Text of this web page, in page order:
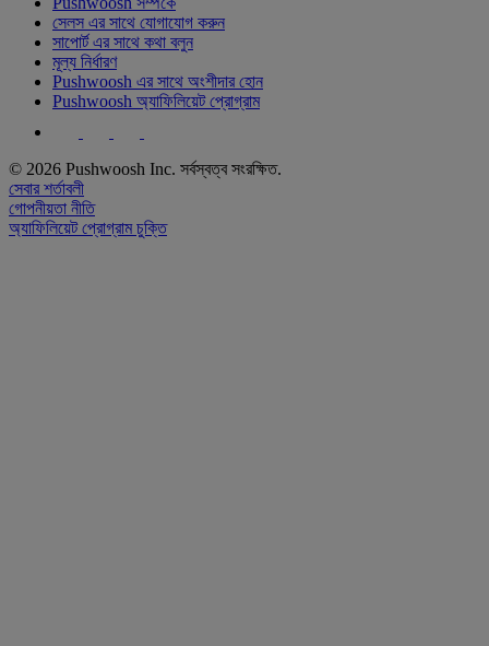
সেলস এর সাথে যোগাযোগ করুন
সাপোর্ট এর সাথে কথা বলুন
মূল্য নির্ধারণ
Pushwoosh এর সাথে অংশীদার হোন
Pushwoosh অ্যাফিলিয়েট প্রোগ্রাম
© 2026 Pushwoosh Inc. সর্বস্বত্ব সংরক্ষিত.
সেবার শর্তাবলী
গোপনীয়তা নীতি
অ্যাফিলিয়েট প্রোগ্রাম চুক্তি